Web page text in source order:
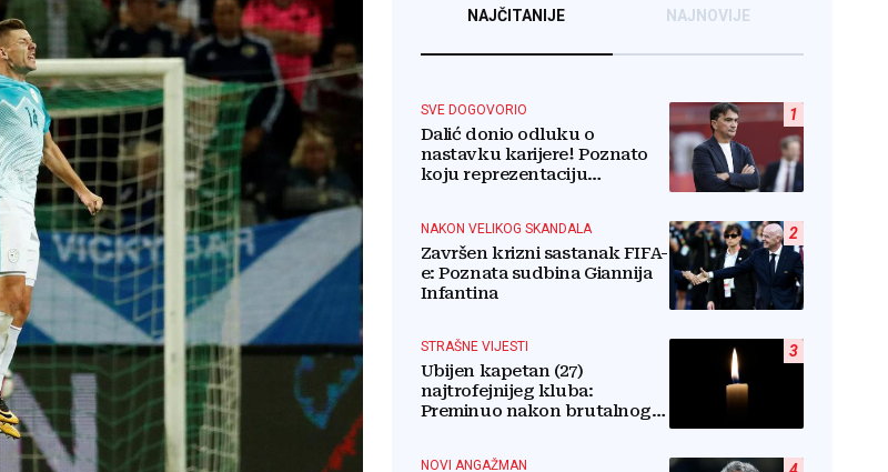
NAJČITANIJE NAJNOVIJE
1
SVE DOGOVORIO
Dalić donio odluku o
nastavku karijere! Poznato
koju reprezentaciju
2
NAKON VELIKOG SKANDALA
Završen krizni sastanak FIFA-
e: Poznata sudbina Giannija
Infantina
3
STRAŠNE VIJESTI
Ubijen kapetan (27)
najtrofejnijeg kluba:
Preminuo nakon brutalnog
NOVI ANGAŽMAN